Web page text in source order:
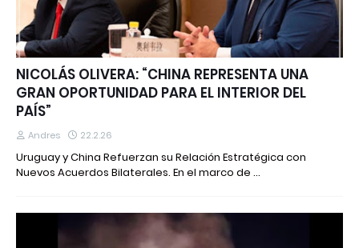
NICOLÁS OLIVERA: “CHINA REPRESENTA UNA
GRAN OPORTUNIDAD PARA EL INTERIOR DEL
PAÍS”
Andres 22.2.26
Uruguay y China Refuerzan su Relación Estratégica con
Nuevos Acuerdos Bilaterales. En el marco de …